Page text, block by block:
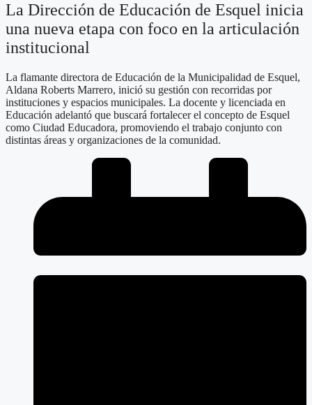
La Dirección de Educación de Esquel inicia
una nueva etapa con foco en la articulación
institucional
La flamante directora de Educación de la Municipalidad de Esquel,
Aldana Roberts Marrero, inició su gestión con recorridas por
instituciones y espacios municipales. La docente y licenciada en
Educación adelantó que buscará fortalecer el concepto de Esquel
como Ciudad Educadora, promoviendo el trabajo conjunto con
distintas áreas y organizaciones de la comunidad.